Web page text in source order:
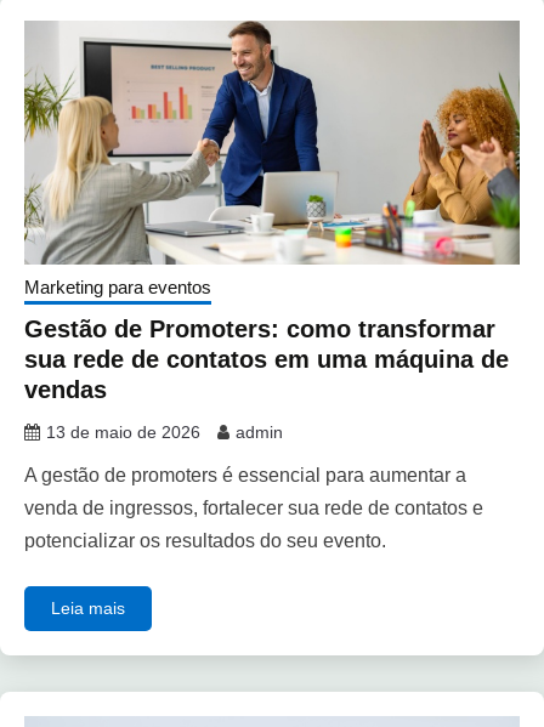
Marketing para eventos
Gestão de Promoters: como transformar
sua rede de contatos em uma máquina de
vendas
13 de maio de 2026 admin
A gestão de promoters é essencial para aumentar a
venda de ingressos, fortalecer sua rede de contatos e
potencializar os resultados do seu evento.
Leia mais